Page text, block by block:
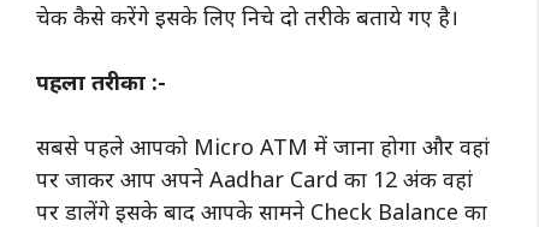
चेक कैसे करेंगे इसके लिए निचे दो तरीके बताये गए है।
पहला तरीका :-
सबसे पहले आपको Micro ATM में जाना होगा और वहां
पर जाकर आप अपने Aadhar Card का 12 अंक वहां
पर डालेंगे इसके बाद आपके सामने Check Balance का